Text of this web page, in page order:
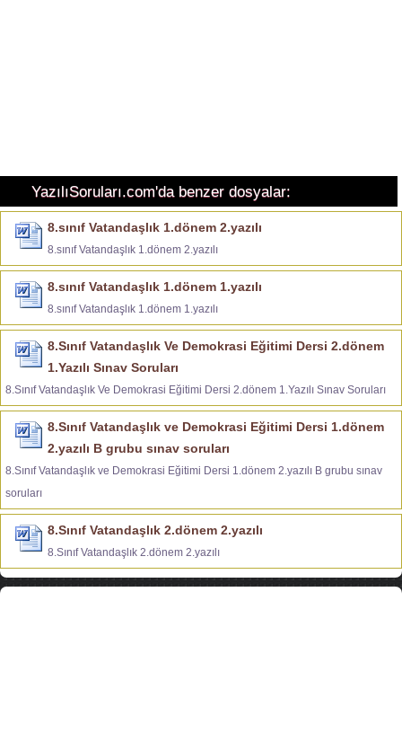
YazılıSoruları.com'da benzer dosyalar:
8.sınıf Vatandaşlık 1.dönem 2.yazılı
8.sınıf Vatandaşlık 1.dönem 2.yazılı
8.sınıf Vatandaşlık 1.dönem 1.yazılı
8.sınıf Vatandaşlık 1.dönem 1.yazılı
8.Sınıf Vatandaşlık Ve Demokrasi Eğitimi Dersi 2.dönem
1.Yazılı Sınav Soruları
8.Sınıf Vatandaşlık Ve Demokrasi Eğitimi Dersi 2.dönem 1.Yazılı Sınav Soruları
8.Sınıf Vatandaşlık ve Demokrasi Eğitimi Dersi 1.dönem
2.yazılı B grubu sınav soruları
8.Sınıf Vatandaşlık ve Demokrasi Eğitimi Dersi 1.dönem 2.yazılı B grubu sınav
soruları
8.Sınıf Vatandaşlık 2.dönem 2.yazılı
8.Sınıf Vatandaşlık 2.dönem 2.yazılı